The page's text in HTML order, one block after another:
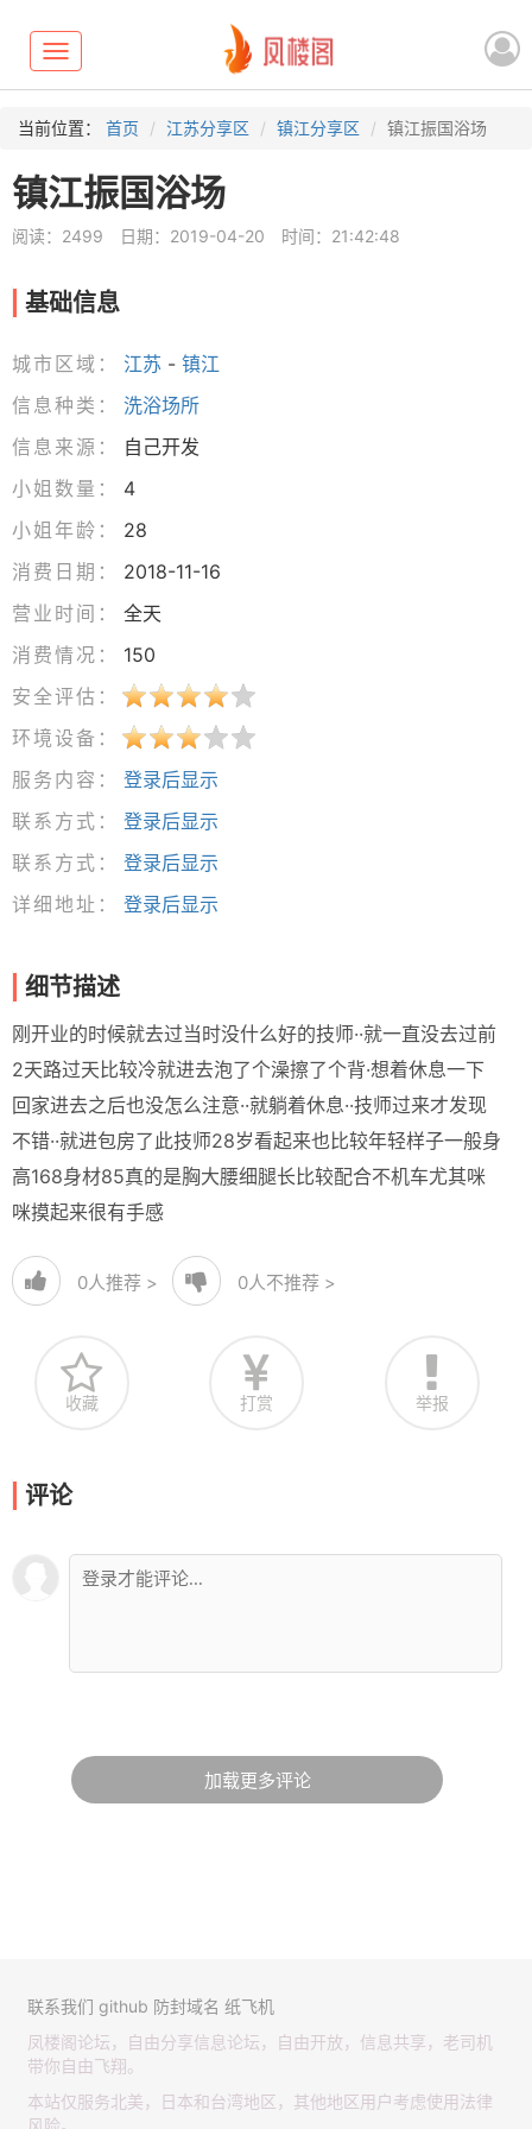
Toggle
navigation
当前位置： 首页 江苏分享区 镇江分享区 镇江振国浴场
镇江振国浴场
阅读：2499 日期：2019-04-20 时间：21:42:48
基础信息
城市区域： 江苏 - 镇江
信息种类：
洗浴场所
信息来源：
自己开发
小姐数量：
4
小姐年龄：
28
消费日期：
2018-11-16
营业时间：
全天
消费情况：
150
安全评估：
环境设备：
服务内容：
登录后显示
联系方式：
登录后显示
联系方式：
登录后显示
详细地址：
登录后显示
细节描述
刚开业的时候就去过当时没什么好的技师··就一直没去过前
2天路过天比较冷就进去泡了个澡擦了个背·想着休息一下
回家进去之后也没怎么注意··就躺着休息··技师过来才发现
不错··就进包房了此技师28岁看起来也比较年轻样子一般身
高168身材85真的是胸大腰细腿长比较配合不机车尤其咪
咪摸起来很有手感
0人推荐 > 0人不推荐 >
收藏 打赏 举报
评论
加载更多评论
联系我们 github 防封域名 纸飞机
凤楼阁论坛，自由分享信息论坛，自由开放，信息共享，老司机
带你自由飞翔。
本站仅服务北美，日本和台湾地区，其他地区用户考虑使用法律
风险。